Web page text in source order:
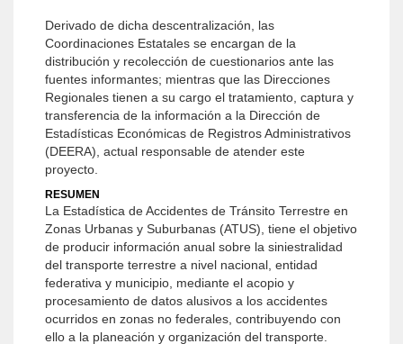
Derivado de dicha descentralización, las
Coordinaciones Estatales se encargan de la
distribución y recolección de cuestionarios ante las
fuentes informantes; mientras que las Direcciones
Regionales tienen a su cargo el tratamiento, captura y
transferencia de la información a la Dirección de
Estadísticas Económicas de Registros Administrativos
(DEERA), actual responsable de atender este
proyecto.
RESUMEN
La Estadística de Accidentes de Tránsito Terrestre en
Zonas Urbanas y Suburbanas (ATUS), tiene el objetivo
de producir información anual sobre la siniestralidad
del transporte terrestre a nivel nacional, entidad
federativa y municipio, mediante el acopio y
procesamiento de datos alusivos a los accidentes
ocurridos en zonas no federales, contribuyendo con
ello a la planeación y organización del transporte.